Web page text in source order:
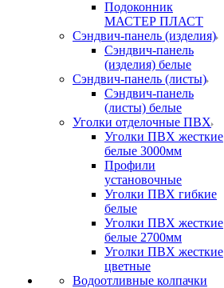
Подоконник
МАСТЕР ПЛАСТ
Сэндвич-панель (изделия)
Сэндвич-панель
(изделия) белые
Сэндвич-панель (листы)
Сэндвич-панель
(листы) белые
Уголки отделочные ПВХ
Уголки ПВХ жесткие
белые 3000мм
Профили
установочные
Уголки ПВХ гибкие
белые
Уголки ПВХ жесткие
белые 2700мм
Уголки ПВХ жесткие
цветные
Водоотливные колпачки